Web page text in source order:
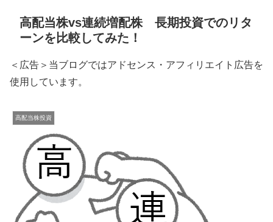
高配当株vs連続増配株 長期投資でのリタ
ーンを比較してみた！
＜広告＞当ブログではアドセンス・アフィリエイト広告を
使用しています。
高配当株投資